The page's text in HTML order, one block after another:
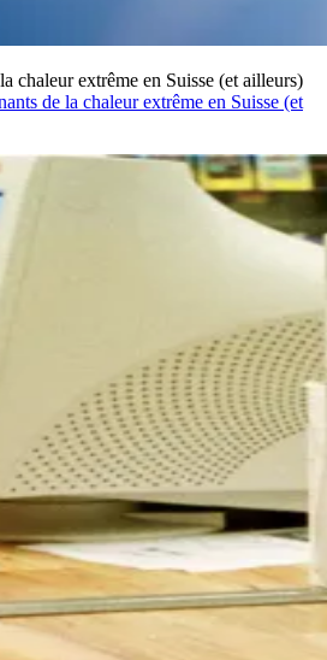
chaleur extrême en Suisse (et ailleurs)
de la chaleur extrême en Suisse (et